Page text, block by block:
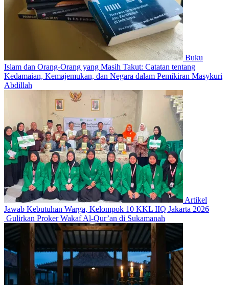
Buku
Islam dan Orang-Orang yang Masih Takut: Catatan tentang
Kedamaian, Kemajemukan, dan Negara dalam Pemikiran Masykuri
Abdillah
Artikel
Jawab Kebutuhan Warga, Kelompok 10 KKL IIQ Jakarta 2026
Gulirkan Proker Wakaf Al-Qur’an di Sukamanah